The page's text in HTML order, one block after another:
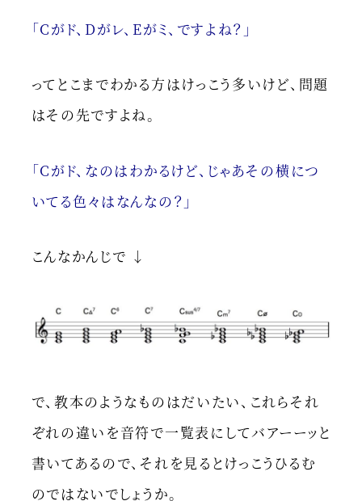
「Cがド、Dがレ、Eがミ、ですよね？」
ってとこまでわかる方はけっこう多いけど、問題
はその先ですよね。
「Cがド、なのはわかるけど、じゃあその横につ
いてる色々はなんなの？」
こんなかんじで ↓
で、教本のようなものはだいたい、これらそれ
ぞれの違いを音符で一覧表にしてバアーーッと
書いてあるので、それを見るとけっこうひるむ
のではないでしょうか。